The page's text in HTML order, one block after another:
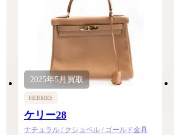
2025年5月買取
HERMES
ケリー28
ナチュラル / クシュベル / ゴールド金具